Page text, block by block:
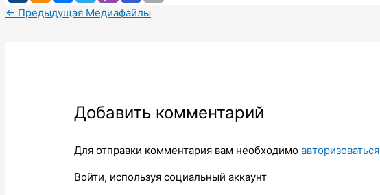
← Предыдущая Медиафайлы
Добавить комментарий
Для отправки комментария вам необходимоавторизоваться
Войти, используя социальный аккаунт